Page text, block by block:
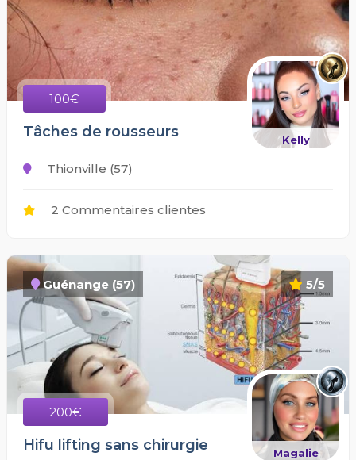
100€
Kelly
Tâches de rousseurs
Thionville (57)
2 Commentaires clientes
5/5
Guénange (57)
200€
Magalie
Hifu lifting sans chirurgie